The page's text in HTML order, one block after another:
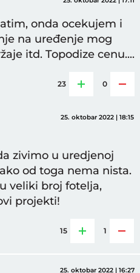
onda ocekujem i
na uređenje mog
itd. Topodize cenu....
23 0
25. oktobar 2022 | 18:15
zivimo u uredjenoj
od toga nema nista.
veliki broj fotelja,
projekti!
15 1
25. oktobar 2022 | 16:27